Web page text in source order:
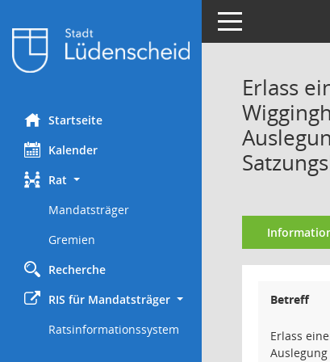
Startseite
Kalender
Rat
Mandatsträger
Gremien
Recherche
RIS für Mandatsträger
Ratsinformationssystem
Toggle navigation
Erlass
Betreff
Erlass